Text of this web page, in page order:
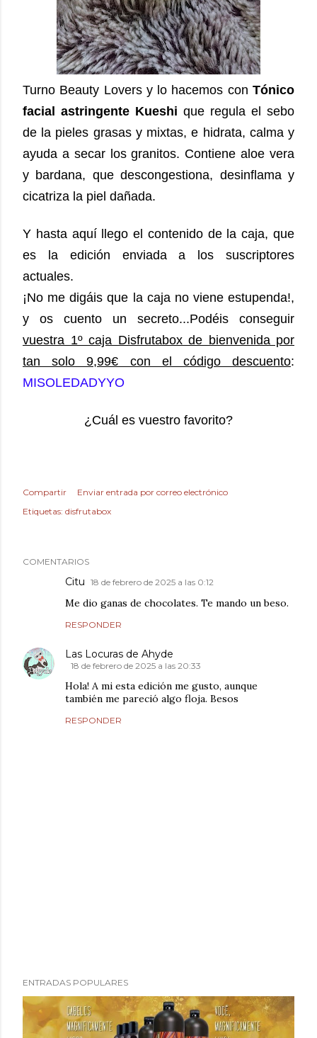
Turno Beauty Lovers y lo hacemos con Tónico
facial astringente Kueshi que regula el sebo
de la pieles grasas y mixtas, e hidrata, calma y
ayuda a secar los granitos. Contiene aloe vera
y bardana, que descongestiona, desinflama y
cicatriza la piel dañada.
Y hasta aquí llego el contenido de la caja, que
es la edición enviada a los suscriptores
actuales.
¡No me digáis que la caja no viene estupenda!,
y os cuento un secreto...Podéis conseguir
vuestra 1º caja Disfrutabox de bienvenida por
tan solo 9,99€ con el código descuento:
MISOLEDADYYO
¿Cuál es vuestro favorito?
Compartir
Enviar entrada por correo electrónico
Etiquetas: disfrutabox
COMENTARIOS
Citu 18 de febrero de 2025 a las 0:12
Me dio ganas de chocolates. Te mando un beso.
RESPONDER
Las Locuras de Ahyde
18 de febrero de 2025 a las 20:33
Hola! A mi esta edición me gusto, aunque
también me pareció algo floja. Besos
RESPONDER
u
b
ENTRADAS POPULARES